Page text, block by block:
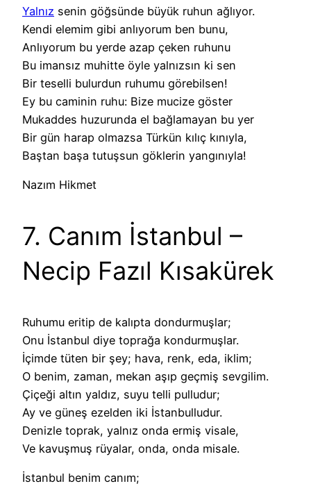
Yalnız senin göğsünde büyük ruhun ağlıyor.
Kendi elemim gibi anlıyorum ben bunu,
Anlıyorum bu yerde azap çeken ruhunu
Bu imansız muhitte öyle yalnızsın ki sen
Bir teselli bulurdun ruhumu görebilsen!
Ey bu caminin ruhu: Bize mucize göster
Mukaddes huzurunda el bağlamayan bu yer
Bir gün harap olmazsa Türkün kılıç kınıyla,
Baştan başa tutuşsun göklerin yangınıyla!
Nazım Hikmet
7. Canım İstanbul –
Necip Fazıl Kısakürek
Ruhumu eritip de kalıpta dondurmuşlar;
Onu İstanbul diye toprağa kondurmuşlar.
İçimde tüten bir şey; hava, renk, eda, iklim;
O benim, zaman, mekan aşıp geçmiş sevgilim.
Çiçeği altın yaldız, suyu telli pulludur;
Ay ve güneş ezelden iki İstanbulludur.
Denizle toprak, yalnız onda ermiş visale,
Ve kavuşmuş rüyalar, onda, onda misale.
İstanbul benim canım;